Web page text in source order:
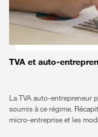
TVA et auto-
La TVA auto-entrepreneur
soumis à ce régime.
micro-entreprise et les